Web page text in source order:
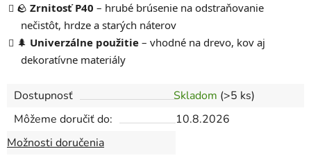
🪨 Zrnitosť P40 – hrubé brúsenie na odstraňovanie
nečistôt, hrdze a starých náterov
🌲 Univerzálne použitie – vhodné na drevo, kov aj
dekoratívne materiály
Dostupnosť Skladom (>5 ks)
Môžeme doručiť do:
10.8.2026
Možnosti doručenia